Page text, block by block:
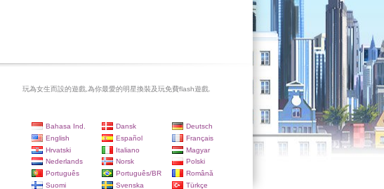
玩為女生而設的遊戲,為你最愛的明星換裝及玩免費flash遊戲.
Bahasa Ind. Dansk
Deutsch
English
Español
Français
Hrvatski
Italiano
Magyar
Nederlands
Norsk
Polski
Português
Português/BR
Română
Suomi
Svenska Türkçe